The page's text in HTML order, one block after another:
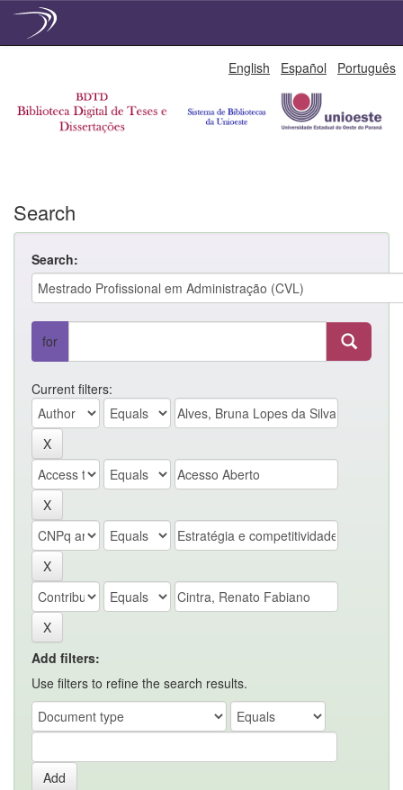
English Español Português
Search
Search:
for
Current filters:
Add filters:
Use filters to refine the search results.